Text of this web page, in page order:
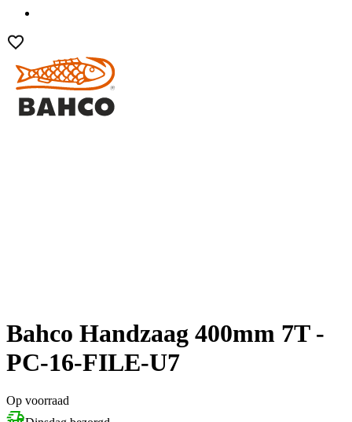
Bahco Handzaag 400mm 7T -
PC-16-FILE-U7
Op voorraad